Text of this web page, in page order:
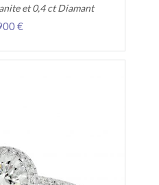
et 0,4 ct Diamant
€